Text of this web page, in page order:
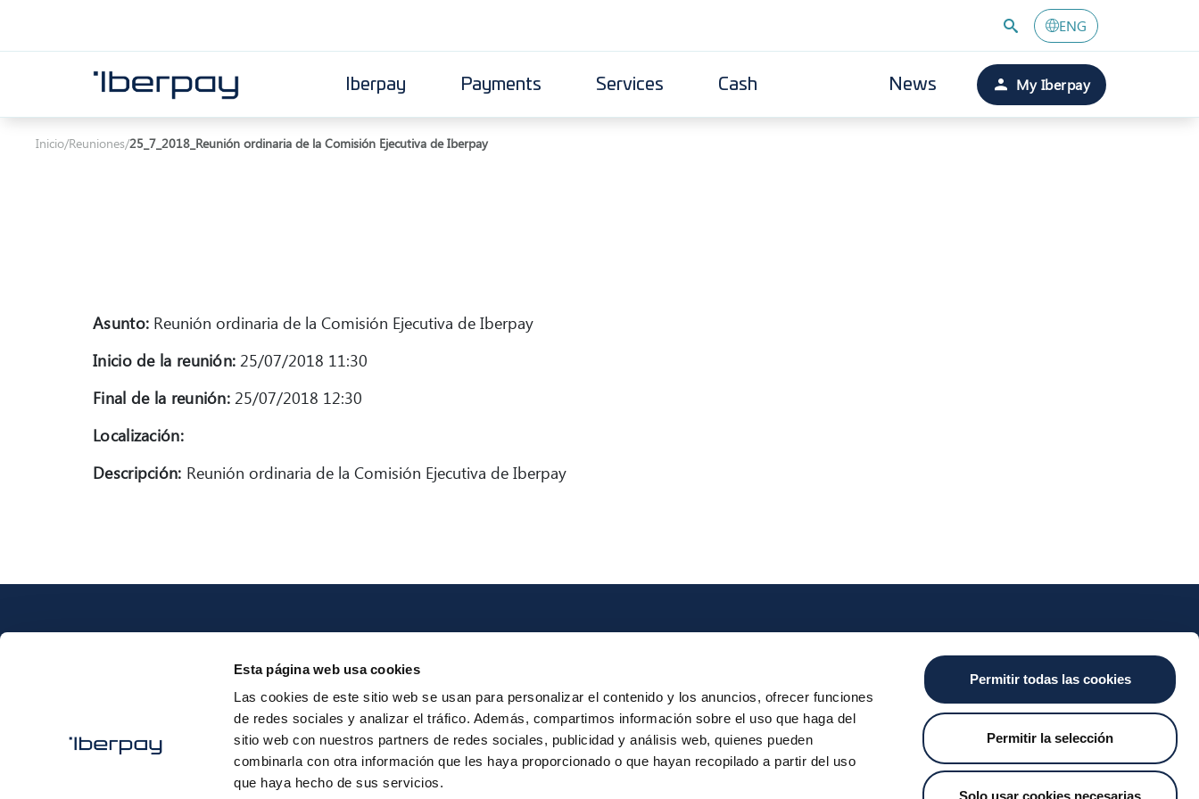
Esta página web usa cookies
Las cookies de este sitio web se usan para personalizar el contenido y los anuncios, ofrecer funciones
de redes sociales y analizar el tráfico. Además, compartimos información sobre el uso que haga del
sitio web con nuestros partners de redes sociales, publicidad y análisis web, quienes pueden
combinarla con otra información que les haya proporcionado o que hayan recopilado a partir del uso
que haya hecho de sus servicios.
Permitir todas las cookies
Permitir la selección
Solo usar cookies necesarias
ENG
Iberpay
Iberpay Payments Services Cash News My Iberpay
Inicio/Reuniones/25_7_2018_Reunión ordinaria de la Comisión Ejecutiva de Iberpay
Asunto: Reunión ordinaria de la Comisión Ejecutiva de Iberpay
Inicio de la reunión: 25/07/2018 11:30
Final de la reunión: 25/07/2018 12:30
Localización:
Descripción: Reunión ordinaria de la Comisión Ejecutiva de Iberpay
Annual Reports
Instant Credit Transfers
RTP
About the SDA
Services
Valitic
Payguard
Account Switching
News
Iberpay News